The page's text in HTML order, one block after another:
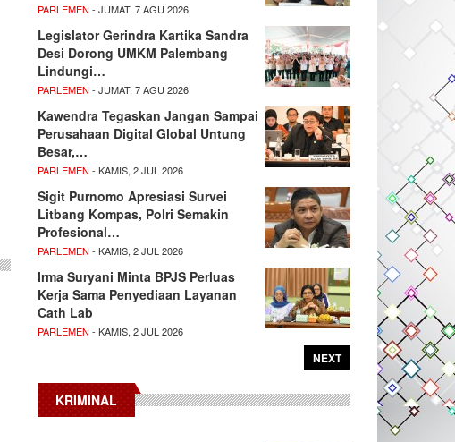
PARLEMEN - JUMAT, 7 AGU 2026
Legislator Gerindra Kartika Sandra
Desi Dorong UMKM Palembang
Lindungi…
PARLEMEN - JUMAT, 7 AGU 2026
Kawendra Tegaskan Jangan Sampai
Perusahaan Digital Global Untung
Besar,…
PARLEMEN - KAMIS, 2 JUL 2026
Sigit Purnomo Apresiasi Survei
Litbang Kompas, Polri Semakin
Profesional…
PARLEMEN - KAMIS, 2 JUL 2026
Irma Suryani Minta BPJS Perluas
Kerja Sama Penyediaan Layanan
Cath Lab
PARLEMEN - KAMIS, 2 JUL 2026
NEXT
KRIMINAL